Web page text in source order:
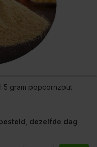
5 gram popcornzout
dezelfde dag